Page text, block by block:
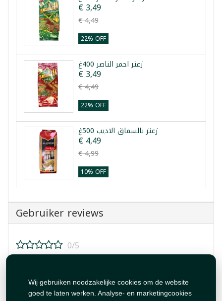
Wij gebruiken noodzakelijke cookies om de website
goed te laten werken. Analyse- en marketingcookies
€ 3,49
€ 4,49
22% OFF
زعتر احمر الناصر 400غ
€ 3,49
€ 4,49
22% OFF
زعتر بالسماق الاديب 500غ
€ 4,49
€ 4,99
10% OFF
Gebruiker reviews
0/5